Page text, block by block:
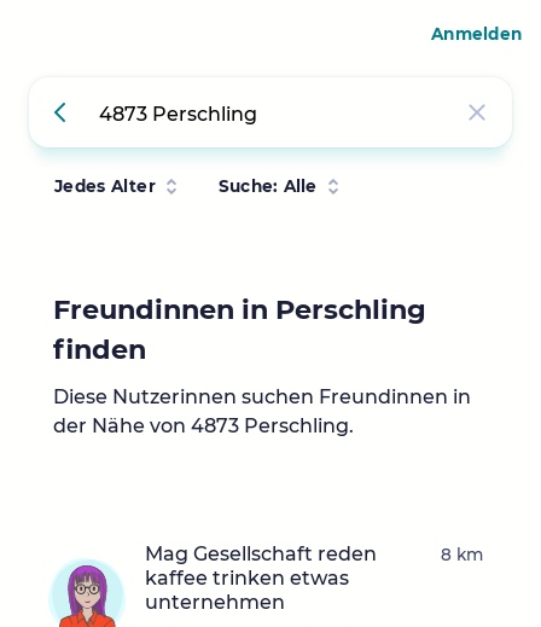
Jedes Alter Suche: Alle
Freundinnen in Perschling
finden
Diese Nutzerinnen suchen Freundinnen in
der Nähe von 4873 Perschling.
Mag Gesellschaft reden
kaffee trinken etwas
unternehmen
8 km
Anmelden